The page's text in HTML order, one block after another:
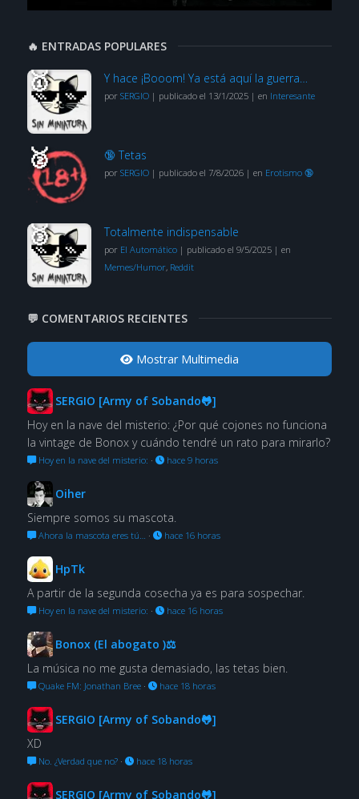
🔥 ENTRADAS POPULARES
Y hace ¡Booom! Ya está aquí la guerra…
por SERGIO| publicado el 13/1/2025| en Interesante
🔞 Tetas
por SERGIO| publicado el 7/8/2026| en Erotismo 🔞
Totalmente indispensable
por El Automático| publicado el 9/5/2025| en
Memes/Humor, Reddit
💬 COMENTARIOS RECIENTES
Mostrar Multimedia
SERGIO [Army of Sobando🐸]
Hoy en la nave del misterio: ¿Por qué cojones no funciona
la vintage de Bonox y cuándo tendré un rato para mirarlo?
Hoy en la nave del misterio: · hace 9 horas
Oiher
Siempre somos su mascota.
Ahora la mascota eres tú… · hace 16 horas
HpTk
A partir de la segunda cosecha ya es para sospechar.
Hoy en la nave del misterio: · hace 16 horas
Bonox (El abogato )⚖
La música no me gusta demasiado, las tetas bien.
Quake FM: Jonathan Bree· hace 18 horas
SERGIO [Army of Sobando🐸]
XD
No. ¿Verdad que no?· hace 18 horas
SERGIO [Army of Sobando🐸]